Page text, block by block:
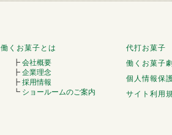
働くお菓子とは
┣ 会社概要
┣ 企業理念
┣ 採用情報
┗ ショールームのご案内
代打お菓子
働くお菓子
個人情報保
サイト利用